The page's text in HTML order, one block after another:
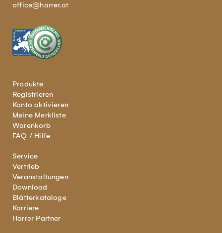
office@harrer.at
Produkte
Registrieren
Konto aktivieren
Meine Merkliste
Warenkorb
FAQ / Hilfe
Service
Vertrieb
Veranstaltungen
Download
Blätterkataloge
Karriere
Harrer Partner